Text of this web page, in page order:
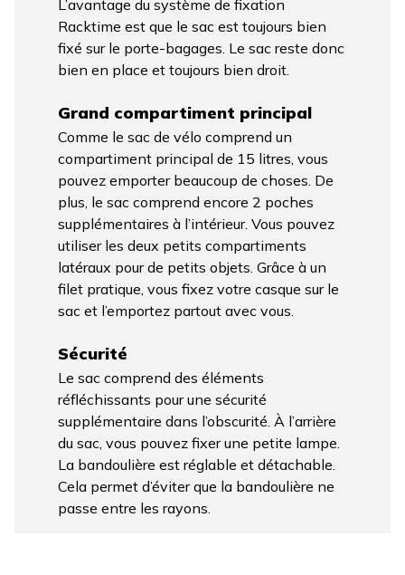
L’avantage du système de fixation
Racktime est que le sac est toujours bien
fixé sur le porte-bagages. Le sac reste donc
bien en place et toujours bien droit.
Grand compartiment principal
Comme le sac de vélo comprend un
compartiment principal de 15 litres, vous
pouvez emporter beaucoup de choses. De
plus, le sac comprend encore 2 poches
supplémentaires à l’intérieur. Vous pouvez
utiliser les deux petits compartiments
latéraux pour de petits objets. Grâce à un
filet pratique, vous fixez votre casque sur le
sac et l’emportez partout avec vous.
Sécurité
Le sac comprend des éléments
réfléchissants pour une sécurité
supplémentaire dans l’obscurité. À l’arrière
du sac, vous pouvez fixer une petite lampe.
La bandoulière est réglable et détachable.
Cela permet d’éviter que la bandoulière ne
passe entre les rayons.